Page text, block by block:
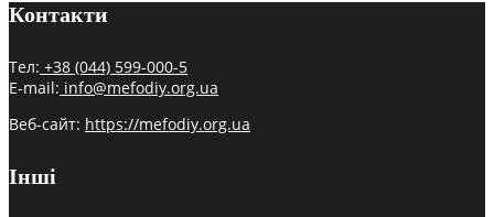
Контакти
Тел: +38 (044) 599-000-5
E-mail: info@mefodiy.org.ua
Веб-сайт: https://mefodiy.org.ua
Інші